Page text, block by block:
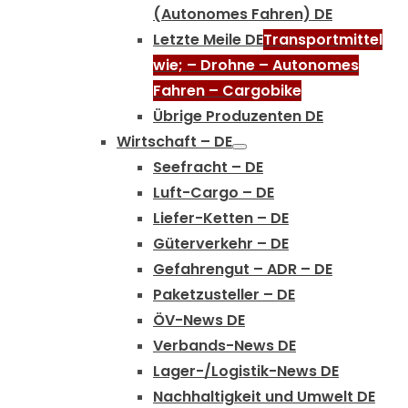
(Autonomes Fahren) DE
Letzte Meile DETransportmittel
wie; – Drohne – Autonomes
Fahren – Cargobike
Übrige Produzenten DE
Wirtschaft – DE
Seefracht – DE
Luft-Cargo – DE
Liefer-Ketten – DE
Güterverkehr – DE
Gefahrengut – ADR – DE
Paketzusteller – DE
ÖV-News DE
Verbands-News DE
Lager-/Logistik-News DE
Nachhaltigkeit und Umwelt DE